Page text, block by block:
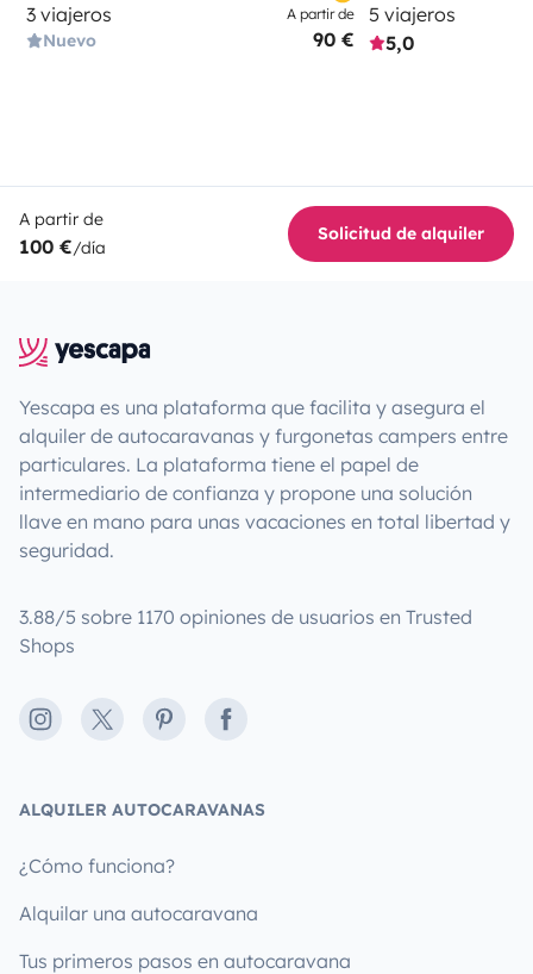
3 viajeros
Nuevo
A partir de
90 €
5 viajeros
5,0
A partir de
100 €/día
Solicitud de alquiler
Yescapa es una plataforma que facilita y asegura el
alquiler de autocaravanas y furgonetas campers entre
particulares. La plataforma tiene el papel de
intermediario de confianza y propone una solución
llave en mano para unas vacaciones en total libertad y
seguridad.
3.88/5 sobre 1170 opiniones de usuarios en Trusted
Shops
Instagram
X PinterestFacebook
ALQUILER AUTOCARAVANAS
¿Cómo funciona?
Alquilar una autocaravana
Tus primeros pasos en autocaravana